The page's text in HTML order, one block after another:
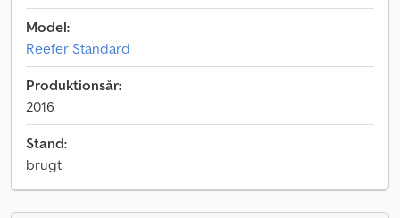
Model:
Reefer Standard
Produktionsår:
2016
Stand:
brugt